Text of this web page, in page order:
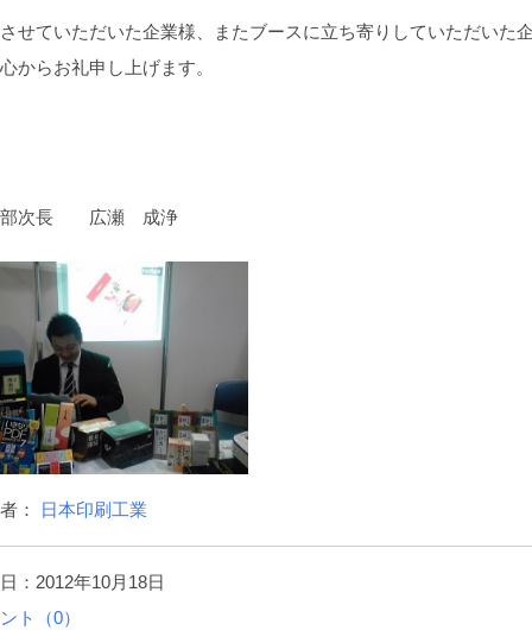
せていただいた企業様、またブースに立ち寄りしていただいた
からお礼申し上げます。
部次長 広瀬 成浄
： 日本印刷工業
：2012年10月18日
ト（0）